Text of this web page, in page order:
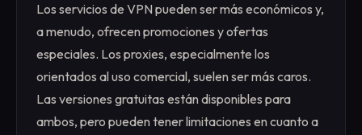
Los servicios de VPN pueden ser más económicos y,
a menudo, ofrecen promociones y ofertas
especiales. Los proxies, especialmente los
orientados al uso comercial, suelen ser más caros.
Las versiones gratuitas están disponibles para
ambos, pero pueden tener limitaciones en cuanto a